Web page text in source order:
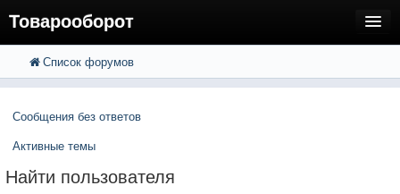
Товарооборот
FAQ
Вход
Расширенный поиск
Список форумов
Сообщения без ответов
Активные темы
Найти пользователя